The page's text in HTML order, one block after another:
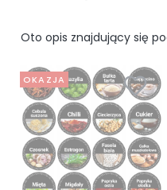
Oto opis znajdujący się
OKAZJA